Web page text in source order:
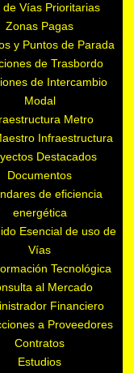
de Vías Prioritarias
Zonas Pagas
y Puntos de Parada
de Trasbordo
de Intercambio
Modal
Metro
Infraestructura
Destacados
Documentos
de eficiencia
energética
Esencial de uso de
Vías
Tecnológica
al Mercado
Financiero
a Proveedores
Contratos
Estudios